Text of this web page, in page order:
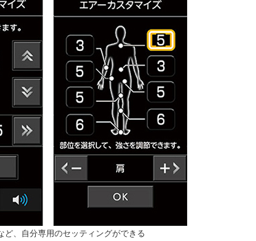
ど、自分専用のセッティングができる